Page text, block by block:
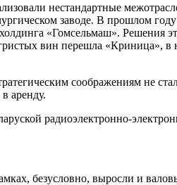
нестандартные
заводе. В прошлом
«Гомсельмаш». Решения
вин перешла «Криница», в
соображениям не
аренду.
радиоэлектронно-
безусловно, выросли и